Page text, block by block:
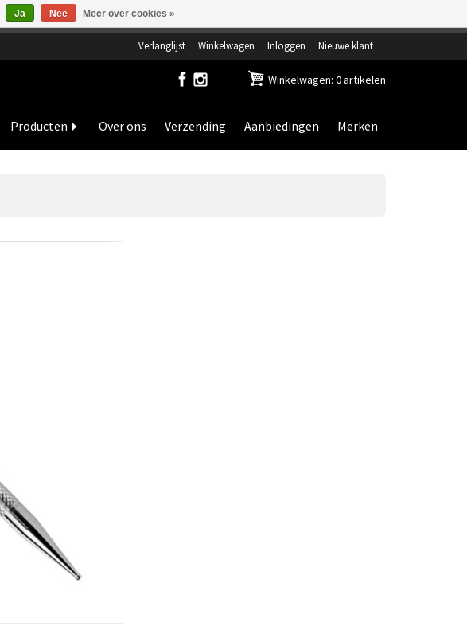
Verlanglijst Winkelwagen Inloggen Nieuwe klant
Winkelwagen: 0 artikelen
Producten Over ons Verzending Aanbiedingen Merken
Ja Nee Meer over cookies »
dinsdag en woensdag gesloten.